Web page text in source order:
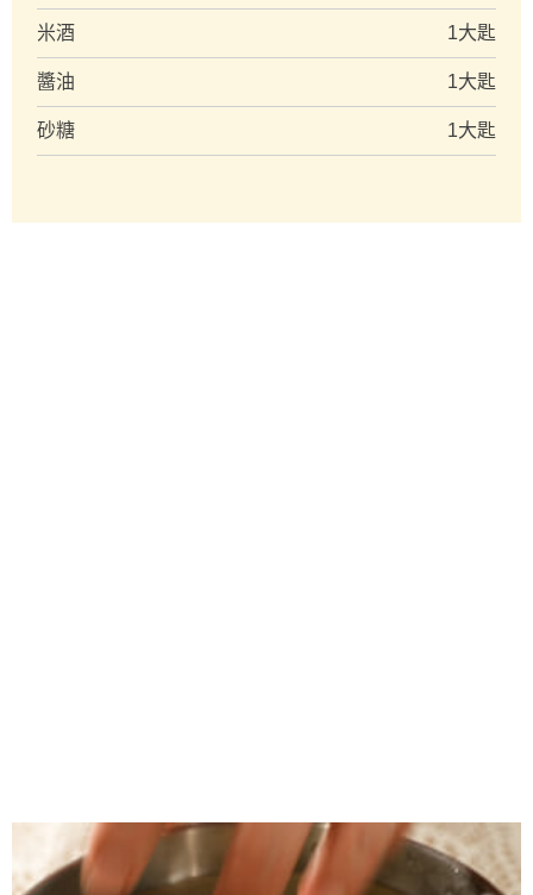
米酒 1大匙
醬油 1大匙
砂糖 1大匙